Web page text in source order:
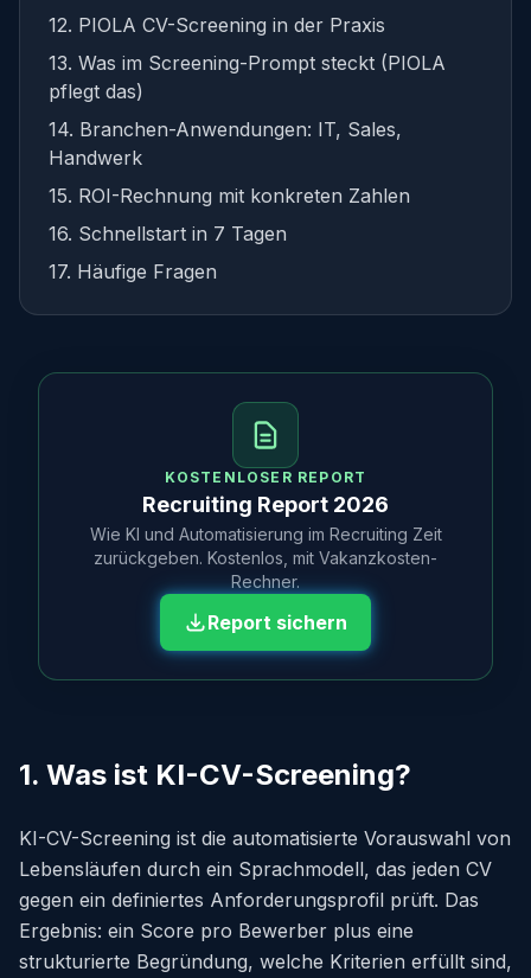
12. PIOLA CV-Screening in der Praxis
13. Was im Screening-Prompt steckt (PIOLA
pflegt das)
14. Branchen-Anwendungen: IT, Sales,
Handwerk
15. ROI-Rechnung mit konkreten Zahlen
16. Schnellstart in 7 Tagen
17. Häufige Fragen
KOSTENLOSER REPORT
Recruiting Report 2026
Wie KI und Automatisierung im Recruiting Zeit
zurückgeben. Kostenlos, mit Vakanzkosten-
Rechner.
Report sichern
1. Was ist KI-CV-Screening?
KI-CV-Screening ist die automatisierte Vorauswahl von
Lebensläufen durch ein Sprachmodell, das jeden CV
gegen ein definiertes Anforderungsprofil prüft. Das
Ergebnis: ein Score pro Bewerber plus eine
strukturierte Begründung, welche Kriterien erfüllt sind,